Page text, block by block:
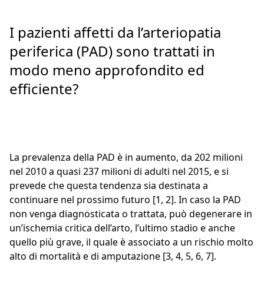
I pazienti affetti da l’arteriopatia
periferica (PAD) sono trattati in
modo meno approfondito ed
efficiente?
La prevalenza della PAD è in aumento, da 202 milioni
nel 2010 a quasi 237 milioni di adulti nel 2015, e si
prevede che questa tendenza sia destinata a
continuare nel prossimo futuro [1, 2]. In caso la PAD
non venga diagnosticata o trattata, può degenerare in
un’ischemia critica dell’arto, l’ultimo stadio e anche
quello più grave, il quale è associato a un rischio molto
alto di mortalità e di amputazione [3, 4, 5, 6, 7].